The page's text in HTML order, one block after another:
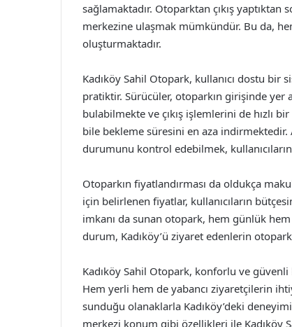
sağlamaktadır. Otoparktan çıkış
merkezine ulaşmak mümkündür. Bu da,
oluşturmaktadır.
Kadıköy Sahil Otopark, kullanıcı dostu bir
pratiktir. Sürücüler, otoparkın girişinde yer
bulabilmekte ve çıkış işlemlerini de hızlı
bile bekleme süresini en aza
durumunu kontrol edebilmek,
Otoparkın fiyatlandırması da oldukça
için belirlenen fiyatlar, kullanıcıların
imkanı da sunan otopark, hem günlük
durum, Kadıköy’ü ziyaret edenlerin
Kadıköy Sahil Otopark, konforlu ve
Hem yerli hem de yabancı ziyaretçilerin
sunduğu olanaklarla Kadıköy’deki
merkezi konum gibi özellikleri ile Kadıköy